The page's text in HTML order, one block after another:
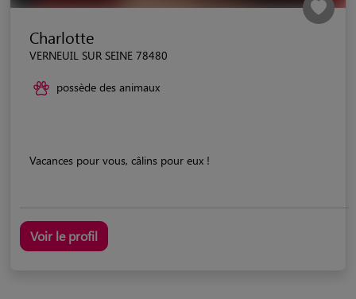
Charlotte
VERNEUIL SUR SEINE 78480
possède des animaux
Vacances pour vous, câlins pour eux !
Voir le profil